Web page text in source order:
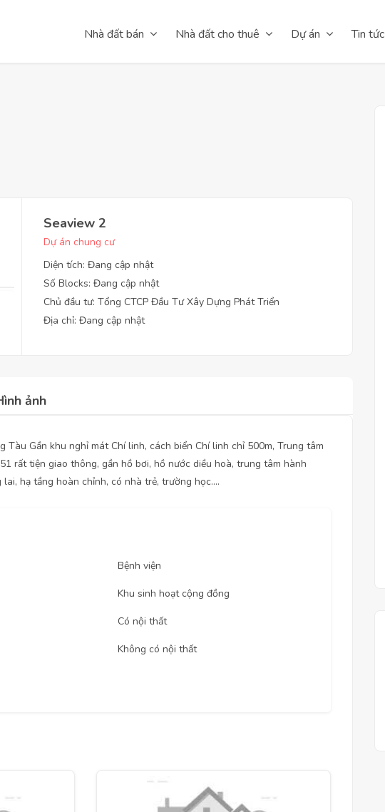
Nhà đất bán Nhà đất cho thuê Dự án Tin tức
Seaview 2
Dự án chung cư
Diện tích: Đang cập nhật
Số Blocks: Đang cập nhật
Chủ đầu tư: Tổng CTCP Đầu Tư Xây Dựng Phát Triển
Địa chỉ: Đang cập nhật
ảnh
Tàu Gần khu nghỉ mát Chí linh, cách biển Chí linh chỉ 500m, Trung tâm
rất tiện giao thông, gần hồ bơi, hồ nước diều hoà, trung tâm hành
hạ tầng hoàn chỉnh, có nhà trẻ, trường học....
Bệnh viện
Khu sinh hoạt cộng đồng
Có nội thất
Không có nội thất